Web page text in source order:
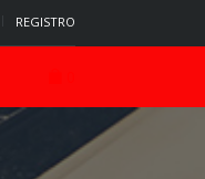
REGISTRO